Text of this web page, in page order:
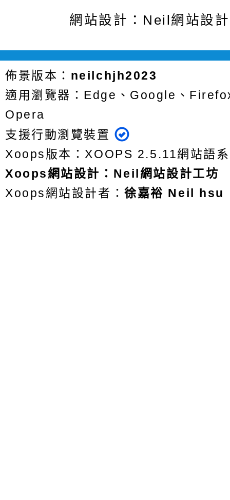
網站設計：Neil網站設
佈景版本： neilchjh2023
適用瀏覽器：Edge、Google、
Opera
支援行動瀏覽裝置
Xoops版本：XOOPS 2.5.11網站語
Xoops網站設計 ： Neil網站設計工坊
Xoops網站設計者：徐嘉裕 Neil hsu